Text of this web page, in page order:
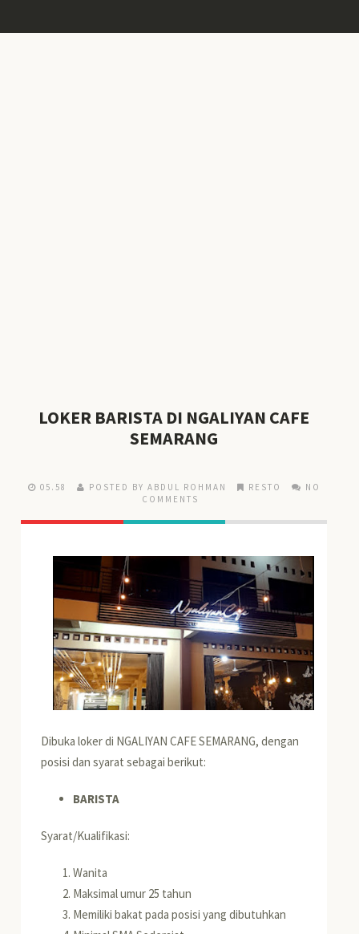
LOKER BARISTA DI NGALIYAN CAFE
SEMARANG
05.58 POSTED BY ABDUL ROHMAN RESTO
NO
COMMENTS
Dibuka loker di NGALIYAN CAFE SEMARANG, dengan
posisi dan syarat sebagai berikut:
BARISTA
Syarat/Kualifikasi:
Wanita
Maksimal umur 25 tahun
Memiliki bakat pada posisi yang dibutuhkan